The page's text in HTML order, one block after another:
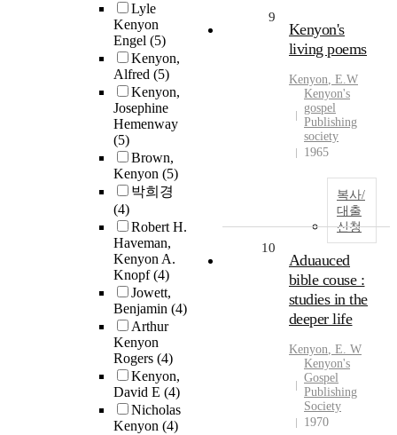
Lyle
Kenyon
Engel (5)
Kenyon,
Alfred (5)
Kenyon,
Josephine
Hemenway
(5)
Brown,
Kenyon (5)
박희경
(4)
Robert H.
Haveman,
Kenyon A.
Knopf(4)
Jowett,
Benjamin (4)
Arthur
Kenyon
Rogers (4)
Kenyon,
David E (4)
Nicholas
Kenyon (4)
9
Kenyon's
living poems
Kenyon, E.W
Kenyon's
gospel
Publishing
society
1965
복사/
대출
신청
10
Aduauced
bible couse :
studies in the
deeper life
Kenyon, E. W
Kenyon's
Gospel
Publishing
Society
1970